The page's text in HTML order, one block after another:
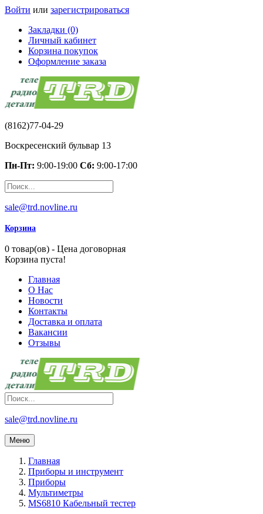
Войти или зарегистрироваться
Закладки (0)
Личный кабинет
Корзина покупок
Оформление заказа
(8162)77-04-29
Воскресенский бульвар 13
Пн-Пт: 9:00-19:00 Сб: 9:00-17:00
sale@trd.novline.ru
Корзина
0 товар(ов) - Цена договорная
Корзина пуста!
Главная
О Нас
Новости
Контакты
Доставка и оплата
Вакансии
Отзывы
sale@trd.novline.ru
Меню
Главная
Приборы и инструмент
Приборы
Мультиметры
MS6810 Кабельный тестер